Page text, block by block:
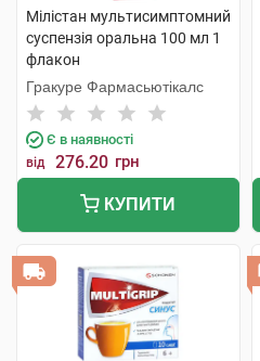
Мілістан мультисимптомний
суспензія оральна 100 мл 1
флакон
Гракуре Фармасьютікалс
Є в наявності
від 276.20 грн
КУПИТИ